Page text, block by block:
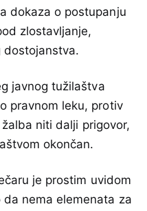
dokaza o postupanju
zlostavljanje,
dostojanstva.
javnog tužilaštva
pravnom leku, protiv
niti dalji prigovor,
okončan.
je prostim uvidom
nema elemenata za